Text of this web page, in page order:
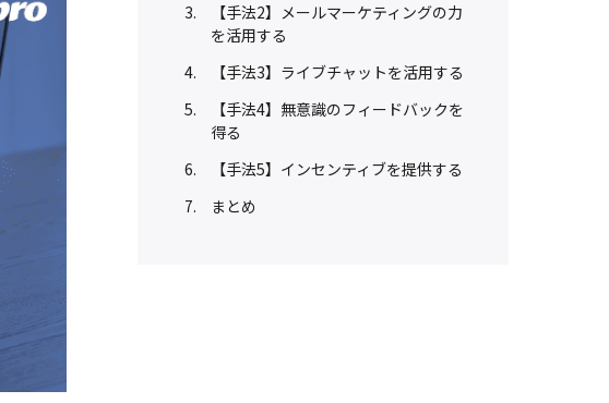
【手法2】メールマーケティングの力
を活用する
【手法3】ライブチャットを活用する
【手法4】無意識のフィードバックを
得る
【手法5】インセンティブを提供する
まとめ